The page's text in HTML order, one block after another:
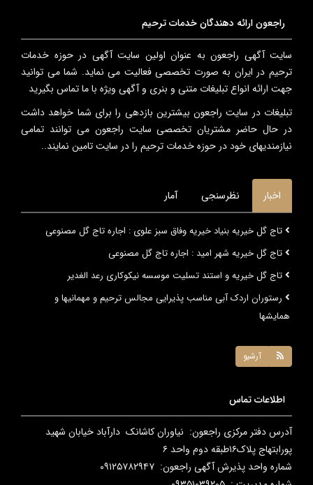
راجعون ارائه دهندگان خدمات ترحیم
سایت آگهی راجعون به عنوان اولین سایت آگهی در حوزه خدمات
ترحیم در ایران به صورت تخصصی فعالیت می نماید. شما می توانید
جهت ارائه انواع تبلیغات متنی و بنری و آگهی ویژه با ما تماس بگیرید
تبلیغات در سایت راجعون بیشترین بازدهی را برای شما خواهد داشت
در حال حاضر مشتریان تخصصی سایت راجعون می توانند تمامی
نیازمندیهای خود در حوزه خدمات ترحیم را در سایت تامین نمایند..
اخبار نظرسنجی آمار
تاج گل خیریه بنیاد خیریه وفاق سبز علوی : اجاره تاج گل مصنوعی
تاج گل خیریه شهر امید : اجاره تاج گل مصنوعی
تاج گل خیریه و استند تسلیت موسسه نیکوکاری رعد الغدیر
رستوران اردک آبی مناسب پذیرایی مجالس ترحیم و مهمانیها و
همایشها
آرشیو
اطلاعات تماس
آدرس دفتر مرکزی راجعون: نیاوران کاشانک دارآباد خیابان شهید
پورابتهاج پلاک۱۶طبقه دوم واحد ۶
شماره واحد پذیرش آگهی راجعون: ۰۹۱۲۵۷۸۲۹۴۷